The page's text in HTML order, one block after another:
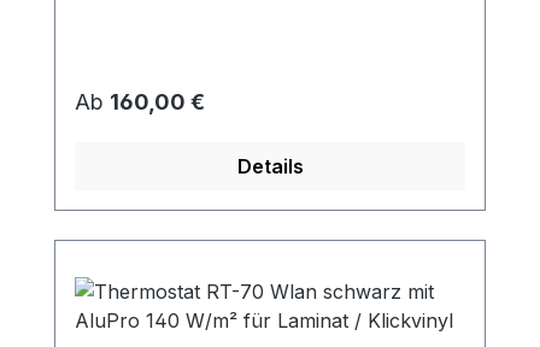
Regulärer Preis:
Ab 160,00 €
Details